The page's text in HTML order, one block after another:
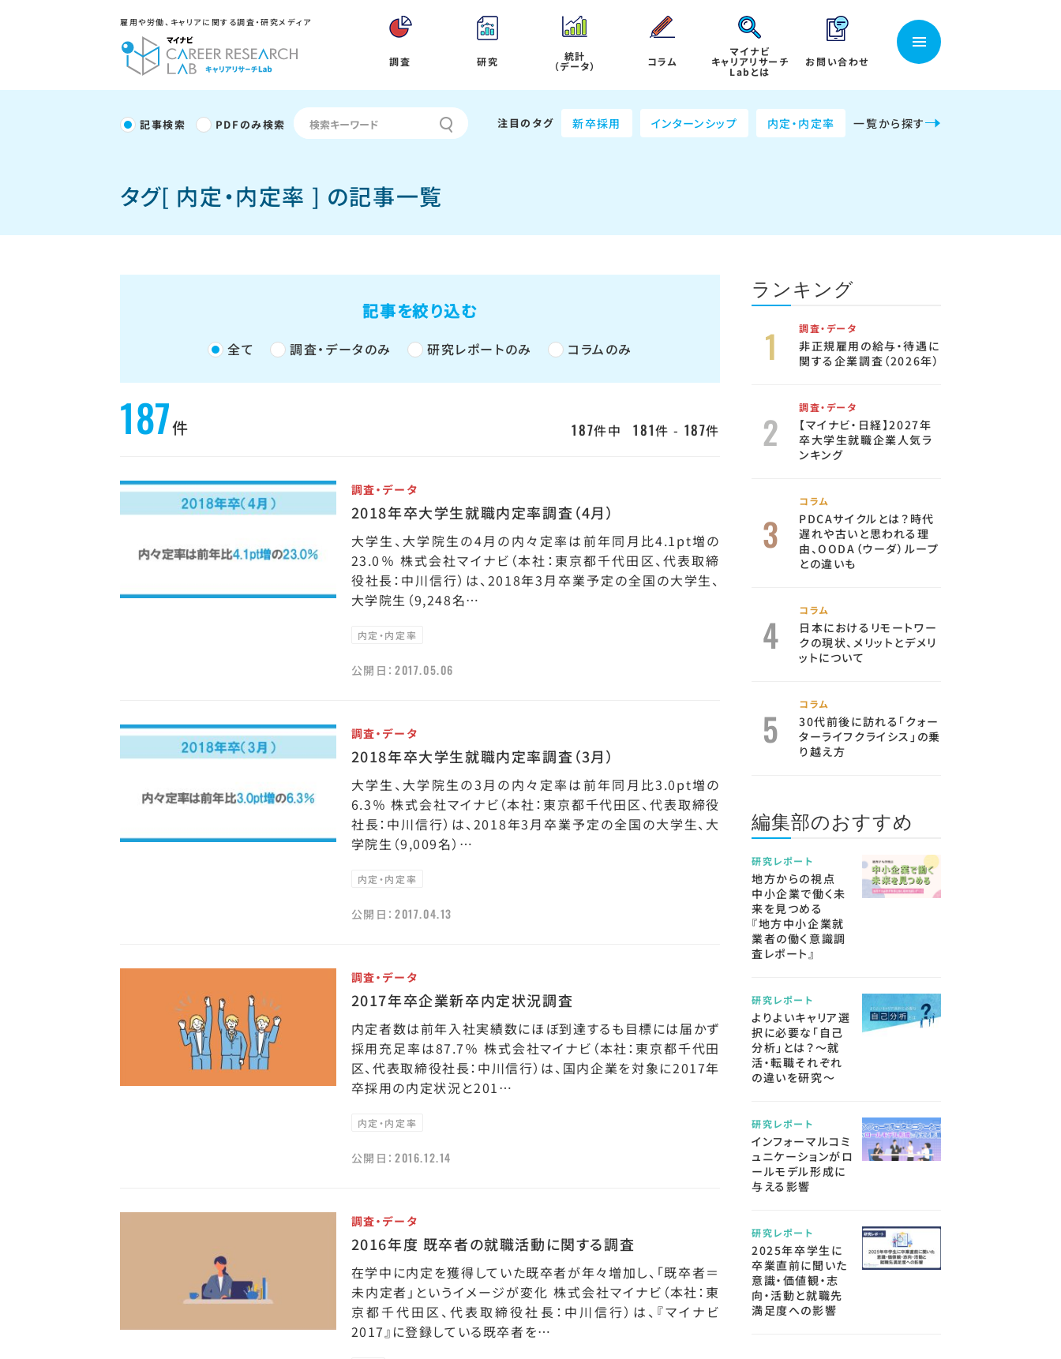
雇用や労働、キャリアに関する調査・研究メディア
調査 研究 統計
（データ） コラム
マイナビ
キャリアリサーチ
Labとは
お問い合わせ
記事検索 PDFのみ検索 注目のタグ 新卒採用 インターンシップ 内定・内定率 一覧から探す
タグ[ 内定・内定率 ] の記事一覧
記事を絞り込む
全て 調査・データのみ 研究レポートのみ コラムのみ
187件 187件中 181件 - 187件
調査・データ
2018年卒大学生就職内定率調査（4月）
大学生、大学院生の4月の内々定率は前年同月比4.1pt増の
23.0％ 株式会社マイナビ（本社：東京都千代田区、代表取締
役社長：中川信行）は、2018年3月卒業予定の全国の大学生、
大学院生（9,248名…
内定・内定率
公開日：2017.05.06
調査・データ
2018年卒大学生就職内定率調査（3月）
大学生、大学院生の3月の内々定率は前年同月比3.0pt増の
6.3％ 株式会社マイナビ（本社：東京都千代田区、代表取締役
社長：中川信行）は、2018年3月卒業予定の全国の大学生、大
学院生（9,009名）…
内定・内定率
公開日：2017.04.13
調査・データ
2017年卒企業新卒内定状況調査
内定者数は前年入社実績数にほぼ到達するも目標には届かず
採用充足率は87.7％ 株式会社マイナビ（本社：東京都千代田
区、代表取締役社長：中川信行）は、国内企業を対象に2017年
卒採用の内定状況と201…
内定・内定率
公開日：2016.12.14
調査・データ
2016年度 既卒者の就職活動に関する調査
在学中に内定を獲得していた既卒者が年々増加し、「既卒者＝
未内定者」というイメージが変化 株式会社マイナビ（本社：東
京都千代田区、代表取締役社長：中川信行）は、『マイナビ
2017』に登録している既卒者を…
ランキング
調査・データ
非正規雇用の給与・待遇に
関する企業調査（2026年）
調査・データ
【マイナビ・日経】2027年
卒大学生就職企業人気ラ
ンキング
コラム
PDCAサイクルとは？時代
遅れや古いと思われる理
由、OODA（ウーダ）ループ
との違いも
コラム
日本におけるリモートワー
クの現状、メリットとデメリ
ットについて
コラム
30代前後に訪れる「クォー
ターライフクライシス」の乗
り越え方
編集部のおすすめ
研究レポート
地方からの視点
中小企業で働く未
来を見つめる
『地方中小企業就
業者の働く意識調
査レポート』
研究レポート
よりよいキャリア選
択に必要な「自己
分析」とは？～就
活・転職それぞれ
の違いを研究～
研究レポート
インフォーマルコミ
ュニケーションがロ
ールモデル形成に
与える影響
研究レポート
2025年卒学生に
卒業直前に聞いた
意識・価値観・志
向・活動と就職先
満足度への影響